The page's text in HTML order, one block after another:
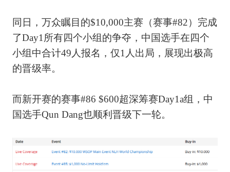
同日，万众瞩目的$10,000主赛（赛事#82）完成
了Day1所有四个小组的争夺，中国选手在四个
小组中合计49人报名，仅1人出局，展现出极高
的晋级率。
而新开赛的赛事#86 $600超深筹赛Day1a组，中
国选手Qun Dang也顺利晋级下一轮。